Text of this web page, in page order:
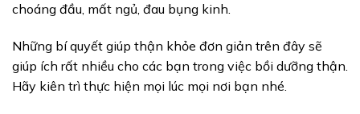
choáng đầu, mất ngủ, đau bụng kinh.
Những bí quyết giúp thận khỏe đơn giản trên đây sẽ
giúp ích rất nhiều cho các bạn trong việc bồi dưỡng thận.
Hãy kiên trì thực hiện mọi lúc mọi nơi bạn nhé.